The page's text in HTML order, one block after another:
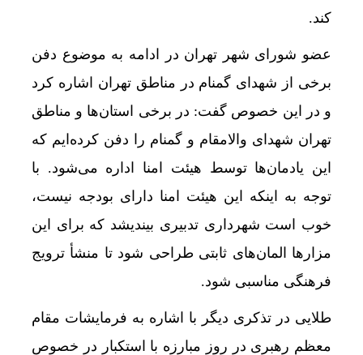
کند.
عضو شورای شهر تهران در ادامه به موضوع دفن
برخی از شهدای گمنام در مناطق تهران اشاره کرد
و در این خصوص گفت: در برخی استان‌ها و مناطق
تهران شهدای والامقام و گمنام را دفن کرده‌ایم که
این یادمان‌ها توسط هیئت امنا اداره می‌شود. با
توجه به اینکه این هیئت امنا دارای بودجه نیست،
خوب است شهرداری تدبیری بیندیشد که برای این
مزارها المان‌های ثابتی طراحی شود تا منشأ ترویج
فرهنگی مناسبی شود.
طلایی در تذکری دیگر با اشاره به فرمایشات مقام
معظم رهبری در روز مبارزه با استکبار در خصوص